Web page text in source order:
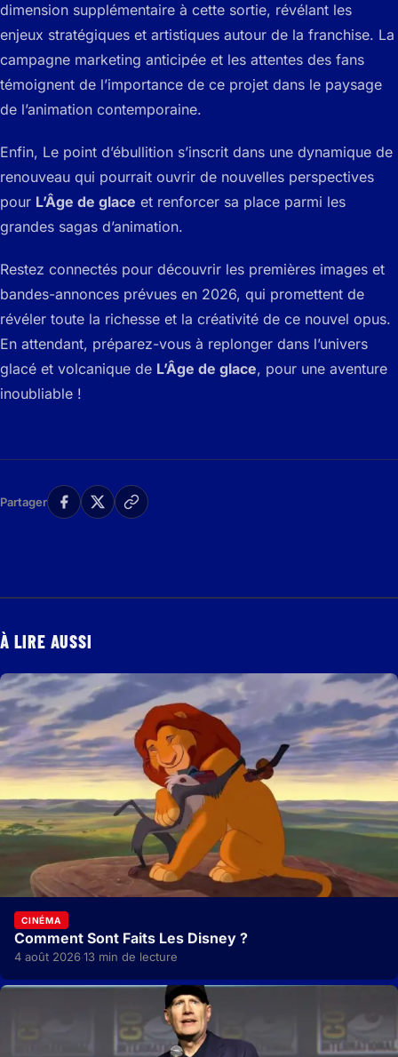
dimension supplémentaire à cette sortie, révélant les
enjeux stratégiques et artistiques autour de la franchise. La
campagne marketing anticipée et les attentes des fans
témoignent de l’importance de ce projet dans le paysage
de l’animation contemporaine.
Enfin, Le point d’ébullition s’inscrit dans une dynamique de
renouveau qui pourrait ouvrir de nouvelles perspectives
pour L’Âge de glace et renforcer sa place parmi les
grandes sagas d’animation.
Restez connectés pour découvrir les premières images et
bandes-annonces prévues en 2026, qui promettent de
révéler toute la richesse et la créativité de ce nouvel opus.
En attendant, préparez-vous à replonger dans l’univers
glacé et volcanique de L’Âge de glace, pour une aventure
inoubliable !
Partager
À LIRE AUSSI
CINÉMA
Comment Sont Faits Les Disney ?
4 août 2026·13 min de lecture